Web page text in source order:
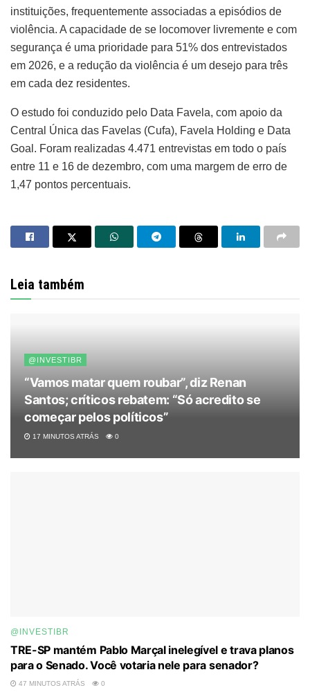
instituições, frequentemente associadas a episódios de
violência. A capacidade de se locomover livremente e com
segurança é uma prioridade para 51% dos entrevistados
em 2026, e a redução da violência é um desejo para três
em cada dez residentes.
O estudo foi conduzido pelo Data Favela, com apoio da
Central Única das Favelas (Cufa), Favela Holding e Data
Goal. Foram realizadas 4.471 entrevistas em todo o país
entre 11 e 16 de dezembro, com uma margem de erro de
1,47 pontos percentuais.
Leia também
@INVESTIBR
“Vamos matar quem roubar”, diz Renan
Santos; críticos rebatem: “Só acredito se
começar pelos políticos”
17 MINUTOS ATRÁS 0
@INVESTIBR
TRE-SP mantém Pablo Marçal inelegível e trava planos
para o Senado. Você votaria nele para senador?
47 MINUTOS ATRÁS 0